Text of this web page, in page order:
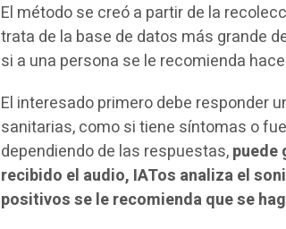
El método se creó a partir de la
trata de la base de datos más grande
si a una persona se le recomienda
El interesado primero debe responder
sanitarias, como si tiene síntomas o
dependiendo de las respuestas,puede
recibido el audio, IATos analiza el
positivos se le recomienda que se